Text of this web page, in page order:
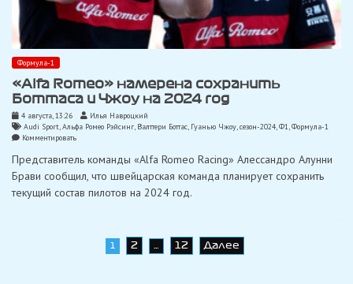
Формула-1
«Alfa Romeo» намерена сохранить
Боттаса и Чжоу на 2024 год
4 августа, 13:26
Илья Навроцкий
Audi Sport,Альфа Ромео Рэйсинг, Валттери Боттас, Гуанью Чжоу,сезон-2024,Ф1,Формула-1
Комментироватьon
Romeo»
сохранить
Боттаса
Представитель команды «Alfa Romeo Racing» Алессандро Алунни
Брави сообщил, что швейцарская команда планирует сохранить
текущий состав пилотов на 2024 год.
2 12 Далее